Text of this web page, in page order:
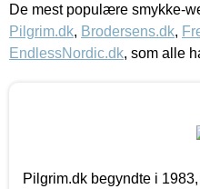
De mest populære smykke-
Pilgrim.dk, Brodersens.dk,
EndlessNordic.dk, som alle
Pilgrim.dk begyndte i